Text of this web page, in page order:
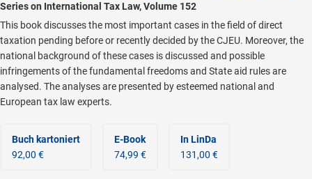
Series on International Tax Law, Volume 152
This book discusses the most important cases in the field of direct
taxation pending before or recently decided by the CJEU. Moreover, the
national background of these cases is discussed and possible
infringements of the fundamental freedoms and State aid rules are
analysed. The analyses are presented by esteemed national and
European tax law experts.
Buch kartoniert
92,00 €
E-Book
74,99 €
In LinDa
131,00 €